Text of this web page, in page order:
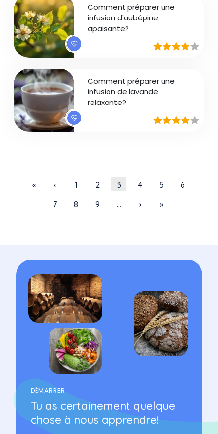
Comment préparer une
infusion d'aubépine
apaisante?
Comment préparer une
infusion de lavande
relaxante?
Première page
« Page précédente
‹ Page
1 Page
2 Page courante
3 Page
4 Page
5 Page
6
Page
7 Page
8 Page
9 … Page suivante
› Dernière page
»
DÉMARRER
Tu as certainement quelque
chose à nous apprendre!